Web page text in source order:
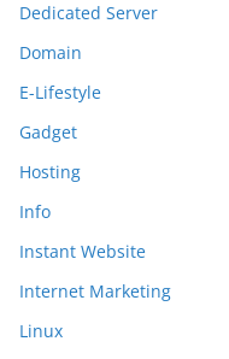
Dedicated Server
Domain
E-Lifestyle
Gadget
Hosting
Info
Instant Website
Internet Marketing
Linux